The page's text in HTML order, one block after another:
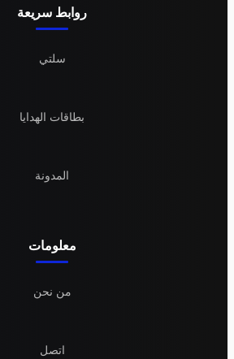
روابط سريعة
سلتي
بطاقات الهدايا
المدونة
معلومات
من نحن
اتصل